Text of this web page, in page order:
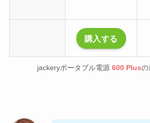
購入する
jackeryポータブル電源 600 Plusの